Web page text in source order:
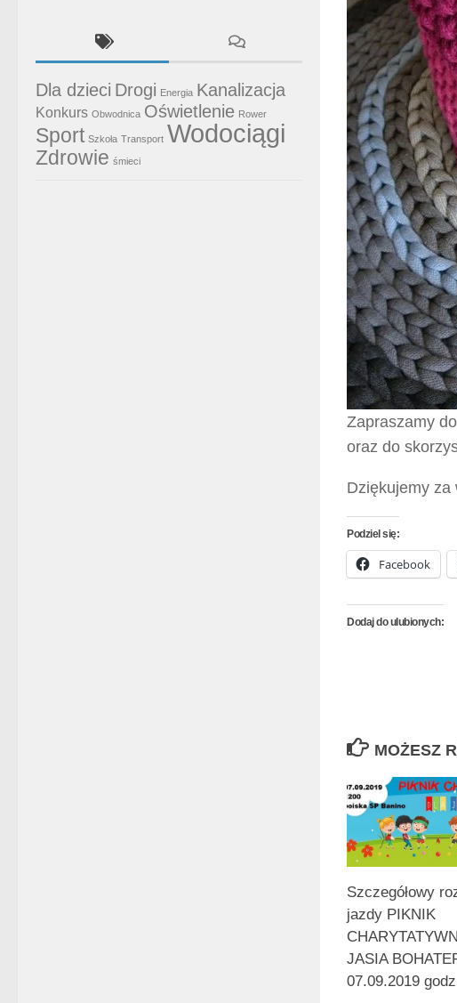
Zapraszamy
oraz do
Dziękujemy za
Podziel się:
Facebook
Dodaj do ulubionych:
MOŻESZ
Szczegółowy
jazdy PIKNIK
JASIA
07.09.2019
Dla dzieci Drogi Energia Kanalizacja
Konkurs Obwodnica Oświetlenie Rower
Sport Szkoła Transport Wodociągi
Zdrowie śmieci